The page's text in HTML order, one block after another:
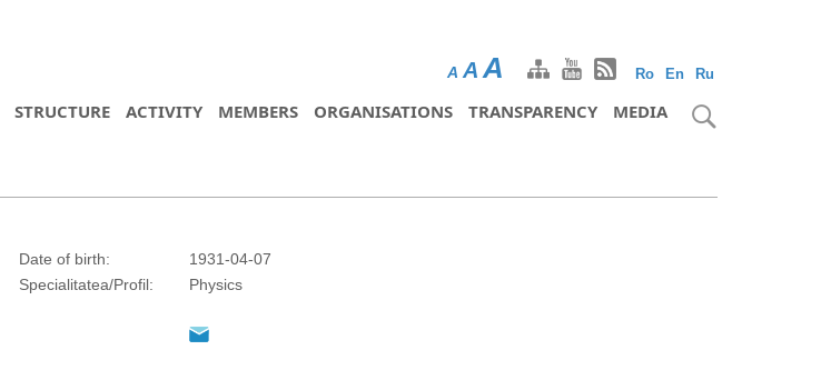
Ro En Ru
A A A
STRUCTURE ACTIVITY MEMBERS ORGANISATIONS TRANSPARENCY MEDIA
Date of birth:
Specialitatea/Profil:
1931-04-07
Physics
https://propletenie.ru/